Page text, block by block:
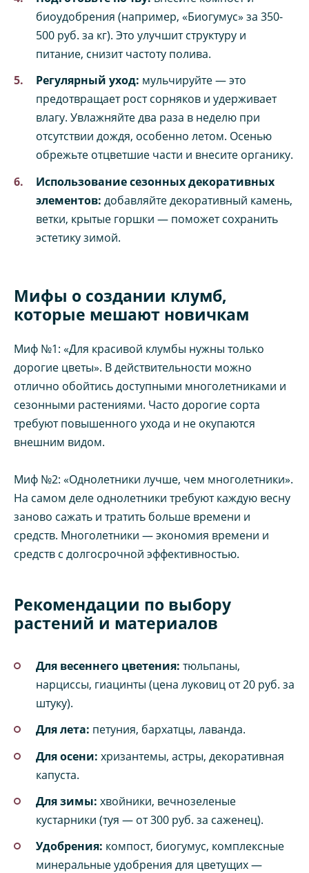
биоудобрения (например, «Биогумус» за 350-
500 руб. за кг). Это улучшит структуру и
питание, снизит частоту полива.
Регулярный уход: мульчируйте — это
предотвращает рост сорняков и удерживает
влагу. Увлажняйте два раза в неделю при
отсутствии дождя, особенно летом. Осенью
обрежьте отцветшие части и внесите органику.
Использование сезонных декоративных
элементов: добавляйте декоративный камень,
ветки, крытые горшки — поможет сохранить
эстетику зимой.
Мифы о создании клумб,
которые мешают новичкам
Миф №1: «Для красивой клумбы нужны только
дорогие цветы». В действительности можно
отлично обойтись доступными многолетниками и
сезонными растениями. Часто дорогие сорта
требуют повышенного ухода и не окупаются
внешним видом.
Миф №2: «Однолетники лучше, чем многолетники».
На самом деле однолетники требуют каждую весну
заново сажать и тратить больше времени и
средств. Многолетники — экономия времени и
средств с долгосрочной эффективностью.
Рекомендации по выбору
растений и материалов
Для весеннего цветения: тюльпаны,
нарциссы, гиацинты (цена луковиц от 20 руб. за
штуку).
Для лета: петуния, бархатцы, лаванда.
Для осени: хризантемы, астры, декоративная
капуста.
Для зимы: хвойники, вечнозеленые
кустарники (туя — от 300 руб. за саженец).
Удобрения: компост, биогумус, комплексные
минеральные удобрения для цветущих —